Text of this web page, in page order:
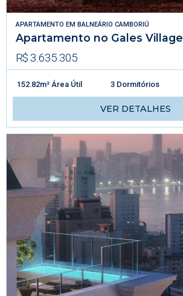
APARTAMENTO EM BALNEÁRIO CAMBORIÚ
Apartamento no Gales Village
R$ 3.635.305
152.82m² Área Útil 3 Dormitórios
VER DETALHES